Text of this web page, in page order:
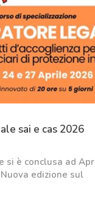
sai e cas 2026
si è conclusa ad
edizione sul